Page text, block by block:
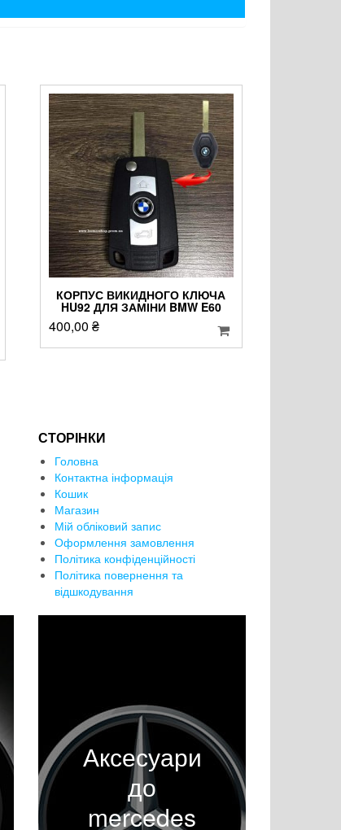
КОРПУС ВИКИДНОГО КЛЮЧА
HU92 ДЛЯ ЗАМІНИ BMW E60
400,00₴
СТОРІНКИ
Головна
Контактна інформація
Кошик
Магазин
Мій обліковий запис
Оформлення замовлення
Політика конфіденційності
Політика повернення та
відшкодування
Аксесуари
до
mercedes